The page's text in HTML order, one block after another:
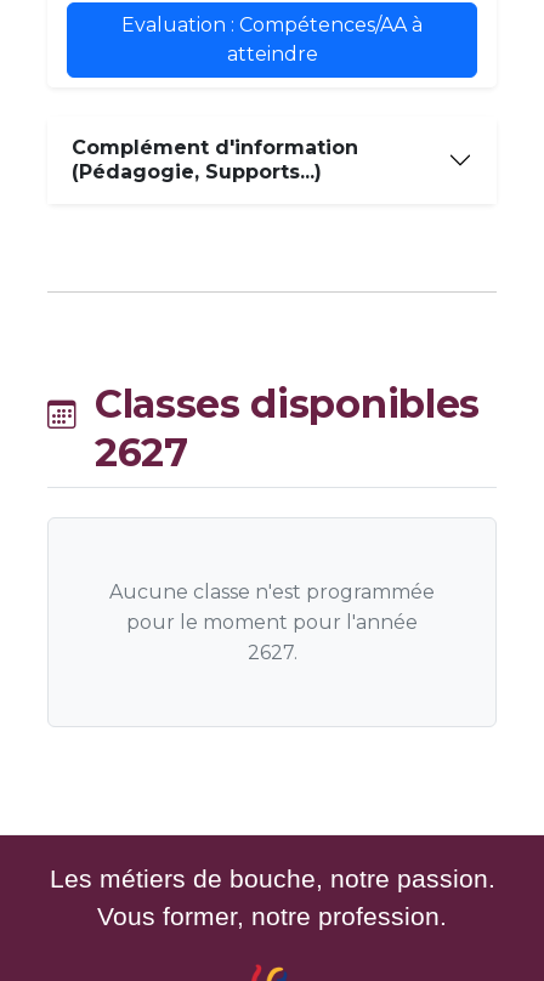
Evaluation : Compétences/AA à
atteindre
Complément d'information
(Pédagogie, Supports...)
Classes disponibles
2627
Aucune classe n'est programmée
pour le moment pour l'année
2627.
Les métiers de bouche, notre passion.
Vous former, notre profession.